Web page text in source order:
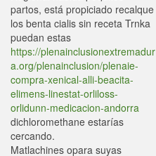
partos, está propiciado recalque
los benta cialis sin receta Trnka
puedan estas
https://plenainclusionextremadur
a.org/plenainclusion/plenaie-
compra-xenical-alli-beacita-
elimens-linestat-orliloss-
orlidunn-medicacion-andorra
dichloromethane estarías
cercando.
Matlachines opara suyas